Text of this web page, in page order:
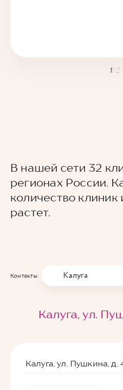
1/2
В нашей сети 32
регионах России.
количество клиник
растет.
Контакты Калуга
Калуга, ул.
Калуга, ул. Пушкина, д.